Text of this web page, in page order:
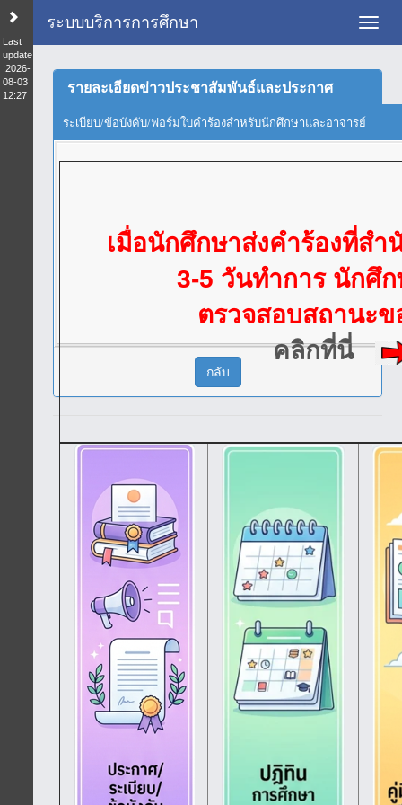
Last
update
:2026-
08-03
12:27
ระบบบริการการศึกษา
รายละเอียดข่าวประชาสัมพันธ์และประกาศ
ระเบียบ/ข้อบังคับ/ฟอร์มใบคำร้องสำหรับนักศึกษาและอาจารย์
เมื่อนักศึกษาส่งคำร้องที่ส
3-5 วันทำการ นักศึ
ตรวจสอบสถานะข
คลิกที่นี่